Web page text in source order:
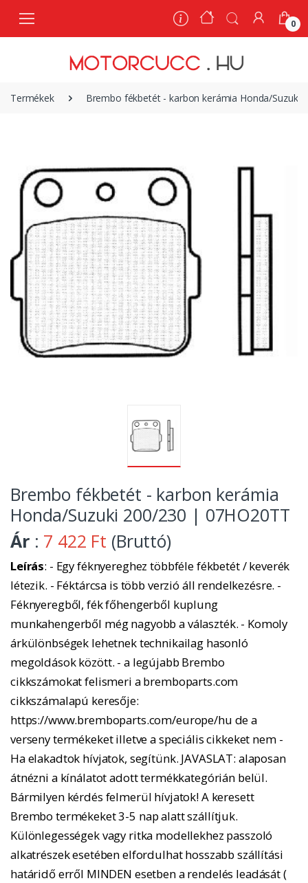
0
Termékek Brembo fékbetét - karbon kerámia Honda/Suzuki
Brembo fékbetét - karbon kerámia
Honda/Suzuki 200/230 | 07HO20TT
Ár : 7 422 Ft (Bruttó)
Leírás: - Egy féknyereghez többféle fékbetét / keverék
létezik. - Féktárcsa is több verzió áll rendelkezésre. -
Féknyeregből, fék főhengerből kuplung
munkahengerből még nagyobb a választék. - Komoly
árkülönbségek lehetnek technikailag hasonló
megoldások között. - a legújabb Brembo
cikkszámokat felismeri a bremboparts.com
cikkszámalapú keresője:
https://www.bremboparts.com/europe/hu de a
verseny termékeket illetve a speciális cikkeket nem -
Ha elakadtok hívjatok, segítünk. JAVASLAT: alaposan
átnézni a kínálatot adott termékkategórián belül.
Bármilyen kérdés felmerül hívjatok! A keresett
Brembo termékeket 3-5 nap alatt szállítjuk.
Különlegességek vagy ritka modellekhez passzoló
alkatrészek esetében elfordulhat hosszabb szállítási
határidő erről MINDEN esetben a rendelés leadását (
0